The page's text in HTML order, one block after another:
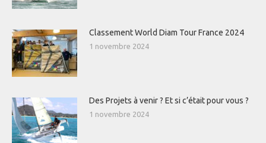
Classement World Diam Tour France 2024
1 novembre 2024
Des Projets à venir ? Et si c’était pour vous ?
1 novembre 2024